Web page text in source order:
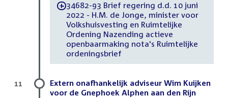
-34682-93 Brief regering d.d. 10 juni
2022 - H.M. de Jonge, minister voor
Volkshuisvesting en Ruimtelijke
Ordening Nazending actieve
openbaarmaking nota's Ruimtelijke
ordeningsbrief
Extern onafhankelijk adviseur Wim Kuijken
voor de Gnephoek Alphen aan den Rijn
11